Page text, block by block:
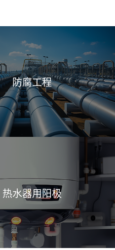
防腐工程
热水器用阳极